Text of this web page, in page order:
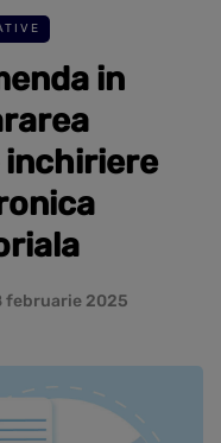
in
februarie 2025